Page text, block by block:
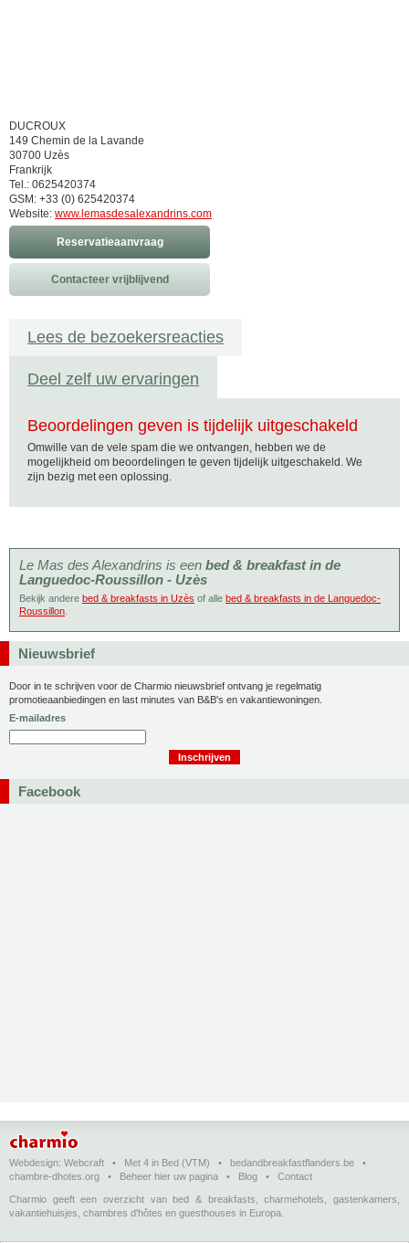
DUCROUX
149 Chemin de la Lavande
30700 Uzès
Frankrijk
Tel.: 0625420374
GSM: +33 (0) 625420374
Website: www.lemasdesalexandrins.com
Reservatieaanvraag
Contacteer vrijblijvend
Lees de bezoekersreacties
Deel zelf uw ervaringen
Beoordelingen geven is tijdelijk uitgeschakeld
Omwille van de vele spam die we ontvangen, hebben we de
mogelijkheid om beoordelingen te geven tijdelijk uitgeschakeld. We
zijn bezig met een oplossing.
Le Mas des Alexandrins is een bed & breakfast in de
Languedoc-Roussillon - Uzès
Bekijk andere bed & breakfasts in Uzès of alle bed & breakfasts in de Languedoc-
Roussillon
Nieuwsbrief
Door in te schrijven voor de Charmio nieuwsbrief ontvang je regelmatig
promotieaanbiedingen en last minutes van B&B's en vakantiewoningen.
E-mailadres
Facebook
Webdesign: Webcraft • Met 4 in Bed (VTM) • bedandbreakfastflanders.be •
chambre-dhotes.org • Beheer hier uw pagina • Blog • Contact
Charmio geeft een overzicht van bed & breakfasts, charmehotels, gastenkamers,
vakantiehuisjes, chambres d'hôtes en guesthouses in Europa.